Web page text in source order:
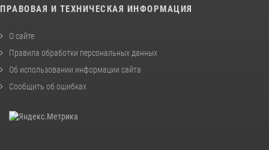
ПРАВОВАЯ И ТЕХНИЧЕСКАЯ ИНФОРМАЦИЯ
О сайте
Правила обработки персональных данных
Об использовании информации сайта
Сообщить об ошибках